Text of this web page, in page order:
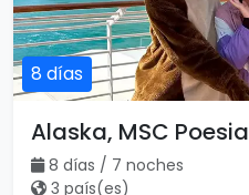
8 días
Alaska, MSC Poesia
8 días / 7 noches
3 país(es)